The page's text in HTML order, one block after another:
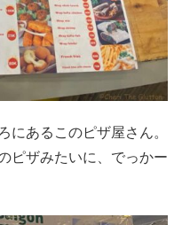
にあるこのピザ屋さん。
ピザみたいに、でっかー